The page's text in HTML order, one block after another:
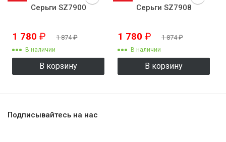
Серьги SZ7900
1 780 ₽ 1 874₽
В наличии
В корзину
Серьги SZ7908
1 780 ₽ 1 874₽
В наличии
В корзину
Подписывайтесь на нас